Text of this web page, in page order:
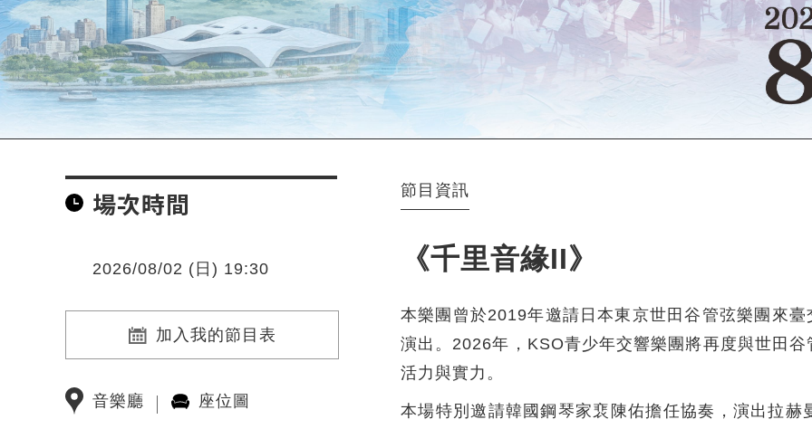
場次時間
2026/08/02 (日) 19:30
加入我的節目表
音樂廳 座位圖
節目資訊
《千里音緣II》
本樂團曾於2019年邀請日本東京世田谷管弦樂團來
演出。2026年，KSO青少年交響樂團將再度與世田
活力與實力。
本場特別邀請韓國鋼琴家裵陳佑擔任協奏，演出拉